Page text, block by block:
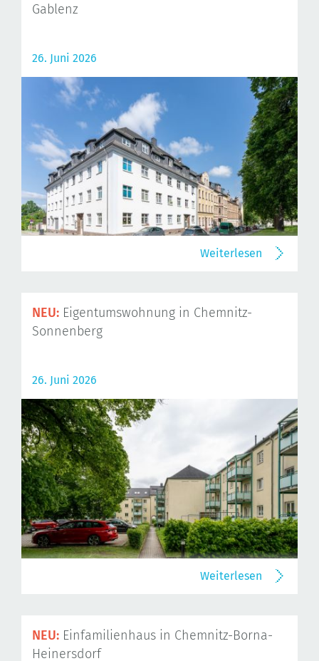
Gablenz
26. Juni 2026
Weiterlesen
NEU: Eigentumswohnung in Chemnitz-
Sonnenberg
26. Juni 2026
Weiterlesen
NEU: Einfamilienhaus in Chemnitz-Borna-
Heinersdorf